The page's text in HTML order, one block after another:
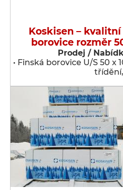
Koskisen –
borovice rozměr
Prodej /
• Finská borovice U/S 50 x